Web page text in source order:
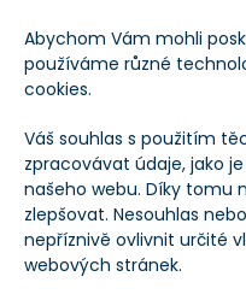
Abychom Vám mohli
používáme různé
cookies.
Váš souhlas s použitím
zpracovávat údaje, jako
našeho webu. Díky tomu
zlepšovat. Nesouhlas
nepříznivě ovlivnit určité
webových stránek.
debutové ceny 90
cenou 37 dolarů.Circle
dvojnásobku IPO ceny
z června 2025.